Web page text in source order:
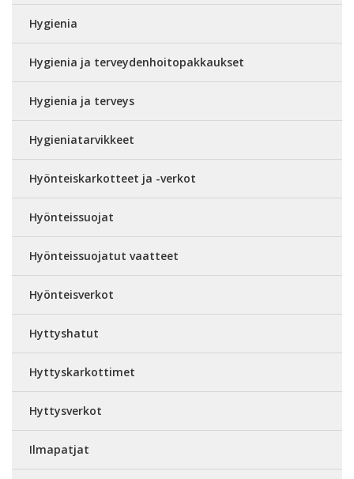
Hygienia
Hygienia ja terveydenhoitopakkaukset
Hygienia ja terveys
Hygieniatarvikkeet
Hyönteiskarkotteet ja -verkot
Hyönteissuojat
Hyönteissuojatut vaatteet
Hyönteisverkot
Hyttyshatut
Hyttyskarkottimet
Hyttysverkot
Ilmapatjat